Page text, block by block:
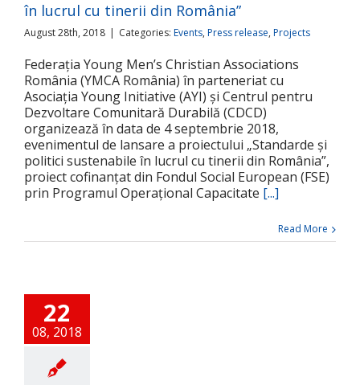
în lucrul cu tinerii din România”
August 28th, 2018 | Categories: Events, Press release, Projects
Federația Young Men’s Christian Associations
România (YMCA România) în parteneriat cu
Asociația Young Initiative (AYI) și Centrul pentru
Dezvoltare Comunitară Durabilă (CDCD)
organizează în data de 4 septembrie 2018,
evenimentul de lansare a proiectului „Standarde și
politici sustenabile în lucrul cu tinerii din România”,
proiect cofinanțat din Fondul Social European (FSE)
prin Programul Operațional Capacitate [...]
Read More
22
08, 2018